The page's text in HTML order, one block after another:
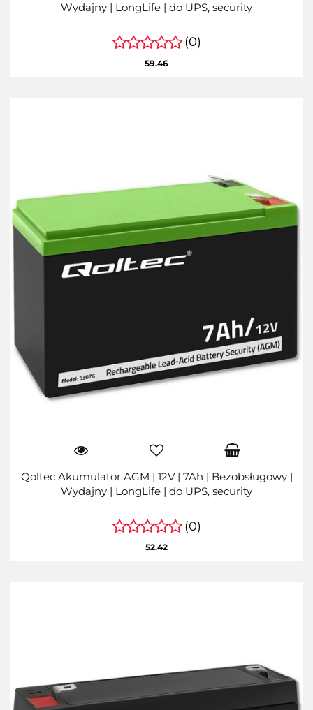
Wydajny | LongLife | do UPS, security
(0)
59.46
Qoltec Akumulator AGM | 12V | 7Ah | Bezobsługowy |
Wydajny | LongLife | do UPS, security
(0)
52.42